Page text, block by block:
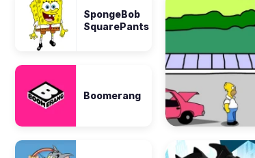
SpongeBob
SquarePants
Boomerang